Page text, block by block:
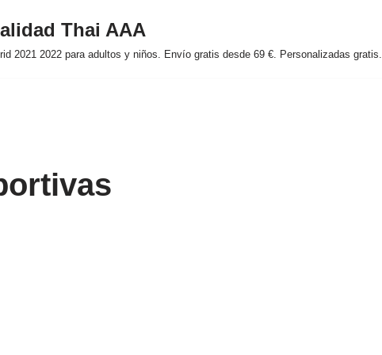
Thai AAA
2021 2022 para adultos y niños. Envío gratis desde 69 €. Personalizadas gratis.